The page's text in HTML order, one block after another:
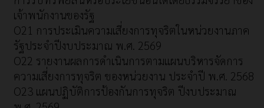
เจ้าพนักงานของรัฐ
O21 การประเมินความเสี่ยงการทุจริตในหน่วยงานภาค
รัฐประจำปีงบประมาณ พ.ศ. 2569
O22 รายงานผลการดำเนินการตามแผนบริหารจัดการ
ความเสี่ยงการทุจริต ของหน่วยงาน ประจำปี พ.ศ. 2568
O23 แผนปฏิบัติการป้องกันการทุจริต ปีงบประมาณ